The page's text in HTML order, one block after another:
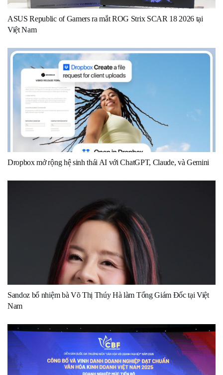
ASUS Republic of Gamers ra mắt ROG Strix SCAR 18 2026 tại
Việt Nam
Dropbox mở rộng hệ sinh thái AI với ChatGPT, Claude, và Gemini
Sandoz bổ nhiệm bà Võ Thị Thúy Hà làm Tổng Giám Đốc tại Việt
Nam